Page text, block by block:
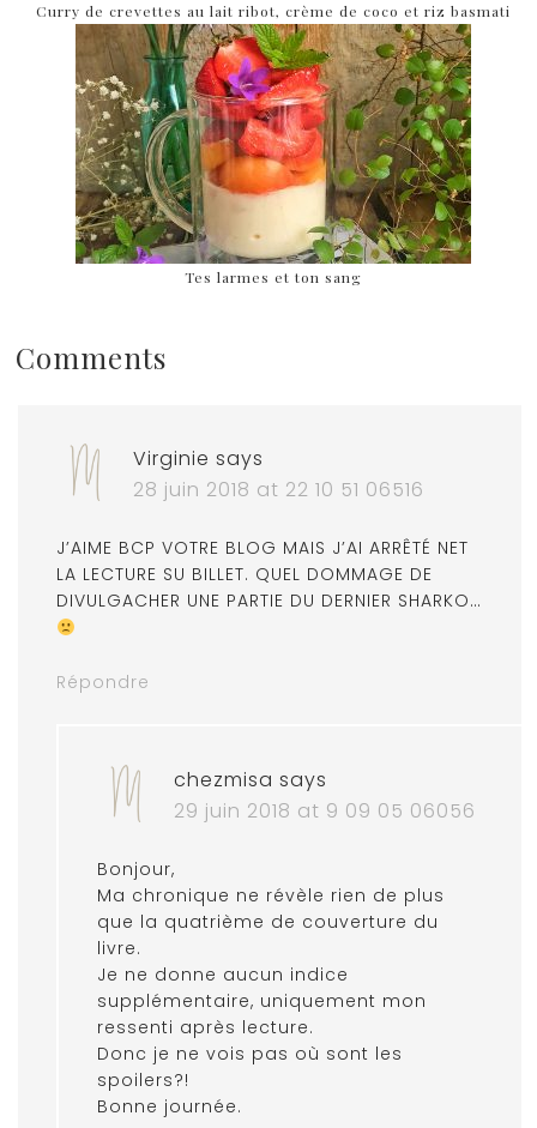
Curry de crevettes au lait ribot, crème de coco et riz basmati
Tes larmes et ton sang
Comments
Virginie says
28 juin 2018 at 22 10 51 06516
J’AIME BCP VOTRE BLOG MAIS J’AI ARRÊTÉ NET
LA LECTURE SU BILLET. QUEL DOMMAGE DE
DIVULGACHER UNE PARTIE DU DERNIER SHARKO…
Répondre
chezmisa says
29 juin 2018 at 9 09 05 06056
Bonjour,
Ma chronique ne révèle rien de plus
que la quatrième de couverture du
livre.
Je ne donne aucun indice
supplémentaire, uniquement mon
ressenti après lecture.
Donc je ne vois pas où sont les
spoilers?!
Bonne journée.